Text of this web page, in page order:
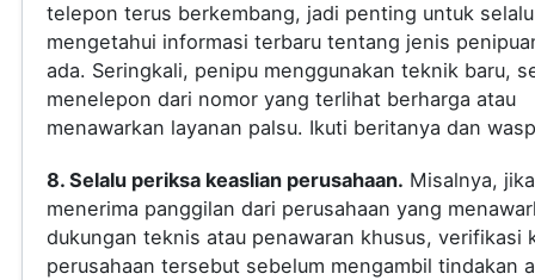
telepon terus berkembang, jadi penting untuk selalu
mengetahui informasi terbaru tentang jenis
ada. Seringkali, penipu menggunakan teknik baru,
menelepon dari nomor yang terlihat berharga atau
menawarkan layanan palsu. Ikuti beritanya dan
8. Selalu periksa keaslian perusahaan. Misalnya,
menerima panggilan dari perusahaan yang
dukungan teknis atau penawaran khusus, verifikasi
perusahaan tersebut sebelum mengambil tindakan